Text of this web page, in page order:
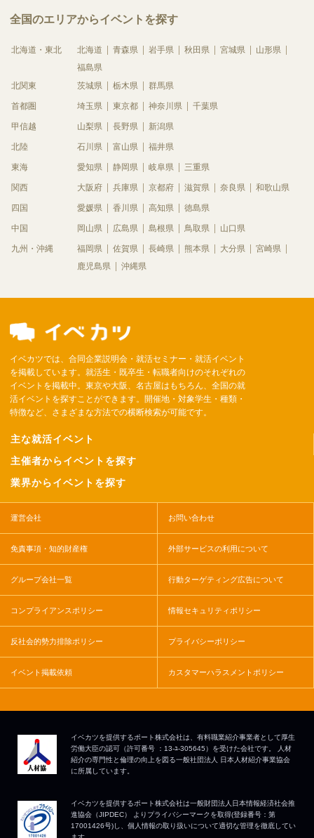
全国のエリアからイベントを探す
北海道・東北 北海道 青森県 岩手県 秋田県 宮城県
山形県
福島県
北関東
茨城県 栃木県 群馬県
首都圏 埼玉県 東京都 神奈川県 千葉県
甲信越 山梨県 長野県 新潟県
北陸 石川県 富山県 福井県
東海 愛知県 静岡県 岐阜県 三重県
関西 大阪府 兵庫県 京都府 滋賀県 奈良県 和歌山県
四国 愛媛県 香川県 高知県 徳島県
中国 岡山県 広島県 島根県 鳥取県 山口県
九州・沖縄 福岡県 佐賀県 長崎県 熊本県 大分県
宮崎県
鹿児島県
沖縄県
イベカツでは、合同企業説明会・就活セミナー・就活イベント
を掲載しています。就活生・既卒生・転職者向けのそれぞれの
イベントを掲載中。東京や大阪、名古屋はもちろん、全国の就
活イベントを探すことができます。開催地・対象学生・種類・
特徴など、さまざまな方法での横断検索が可能です。
主な就活イベント
主催者からイベントを探す
業界からイベントを探す
運営会社 お問い合わせ
免責事項・知的財産権 外部サービスの利用について
グループ会社一覧 行動ターゲティング広告について
コンプライアンスポリシー 情報セキュリティポリシー
反社会的勢力排除ポリシー プライバシーポリシー
イベント掲載依頼 カスタマーハラスメントポリシー